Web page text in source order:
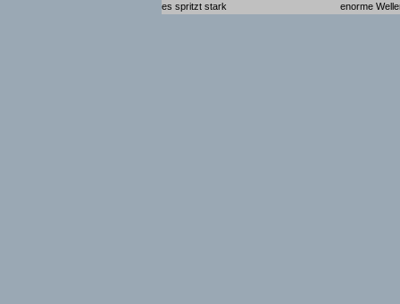
es spritzt stark enorme